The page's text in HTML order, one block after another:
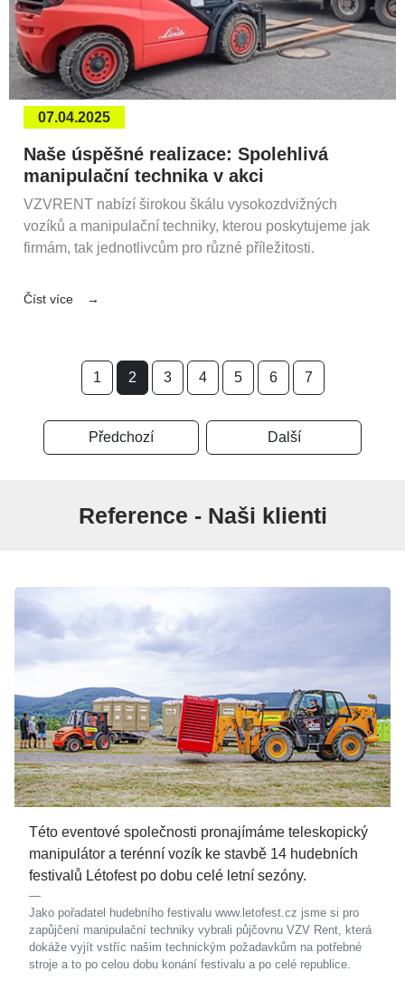
07.04.2025
Naše úspěšné realizace: Spolehlivá
manipulační technika v akci
VZVRENT nabízí širokou škálu vysokozdvižných
vozíků a manipulační techniky, kterou poskytujeme jak
firmám, tak jednotlivcům pro různé příležitosti.
Číst více
1 2 3 4 5 6 7
Předchozí Další
Reference - Naši klienti
Této eventové společnosti pronajímáme teleskopický
manipulátor a terénní vozík ke stavbě 14 hudebních
festivalů Létofest po dobu celé letní sezóny.
Jako pořadatel hudebního festivalu www.letofest.cz jsme si pro
zapůjčení manipulační techniky vybrali půjčovnu VZV Rent, která
dokáže vyjít vstříc našim technickým požadavkům na potřebné
stroje a to po celou dobu konání festivalu a po celé republice.